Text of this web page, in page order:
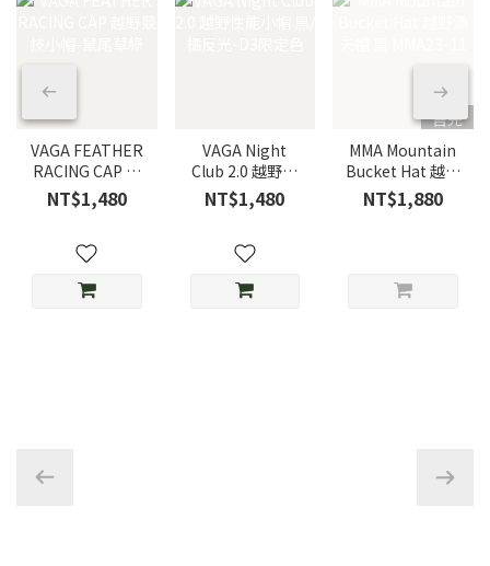
VAGA FEATHER
RACING CAP 越
野競技小帽-鼠尾
草綠
NT$1,480
VAGA Night
Club 2.0 越野性
能小帽 黑/橘反
光-D3限定色
NT$1,480
售完
MMA Mountain
Bucket Hat 越野
漁夫帽 黑
MMA23-11
NT$1,880